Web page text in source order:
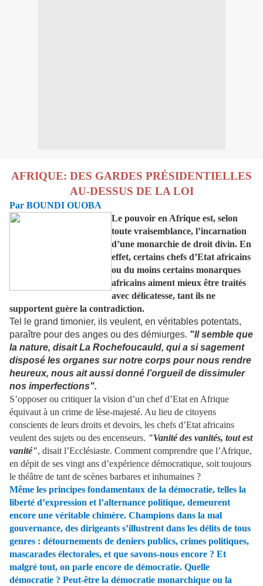
AFRIQUE: DES GARDES PRÉSIDENTIELLES
AU-DESSUS DE LA LOI
Par BOUNDI OUOBA
Le pouvoir en Afrique est, selon
toute vraisemblance, l’incarnation
d’une monarchie de droit divin. En
effet, certains chefs d’Etat africains
ou du moins certains monarques
africains aiment mieux être traités
avec délicatesse, tant ils ne
supportent guère la contradiction.
Tel le grand timonier, ils veulent, en véritables potentats,
paraître pour des anges ou des démiurges. "Il semble que
la nature, disait La Rochefoucauld, qui a si sagement
disposé les organes sur notre corps pour nous rendre
heureux, nous ait aussi donné l’orgueil de dissimuler
nos imperfections".
S’opposer ou critiquer la vision d’un chef d’Etat en Afrique
équivaut à un crime de lèse-majesté. Au lieu de citoyens
conscients de leurs droits et devoirs, les chefs d’Etat africains
veulent des sujets ou des encenseurs. "Vanité des vanités, tout est
vanité", disait l’Ecclésiaste. Comment comprendre que l’Afrique,
en dépit de ses vingt ans d’expérience démocratique, soit toujours
le théâtre de tant de scènes barbares et inhumaines ?
Même les principes fondamentaux de la démocratie, telles la
liberté d’expression et l’alternance politique, demeurent
encore une véritable chimère. Champions dans la mal
gouvernance, des dirigeants s’illustrent dans les délits de tous
genres : détournements de deniers publics, crimes politiques,
mascarades électorales, et que savons-nous encore ? Et
malgré tout, on parle encore de démocratie. Quelle
démocratie ? Peut-être la démocratie monarchique ou la